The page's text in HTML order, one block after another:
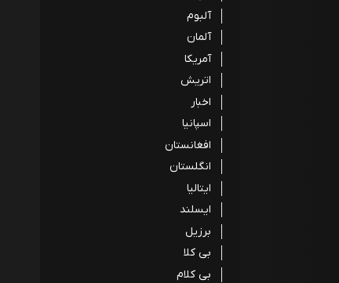
آلبوم
آلمان
آمریکا
اتریش
اخبار
اسپانیا
افغانستان
انگلستان
ایتالیا
ایسلند
برزیل
بی کلا
بی کلام